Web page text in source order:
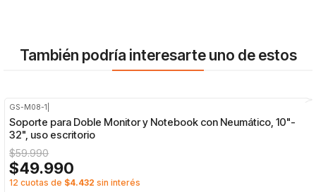
También podría interesarte uno de estos
OFF
GS-M08-1
Soporte para Doble Monitor y Notebook con Neumático, 10"-
32", uso escritorio
$59.990
$49.990
12 cuotas de $4.432 sin interés